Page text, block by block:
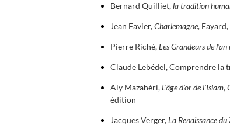
Bernard Quilliet,la tradition
Jean Favier,Charlemagne,
Pierre Riché,Les Grandeurs de l'an
Claude Lebédel, Comprendre la
Aly Mazahéri,L'âge d'or de
édition
Jacques Verger,La Renaissance du